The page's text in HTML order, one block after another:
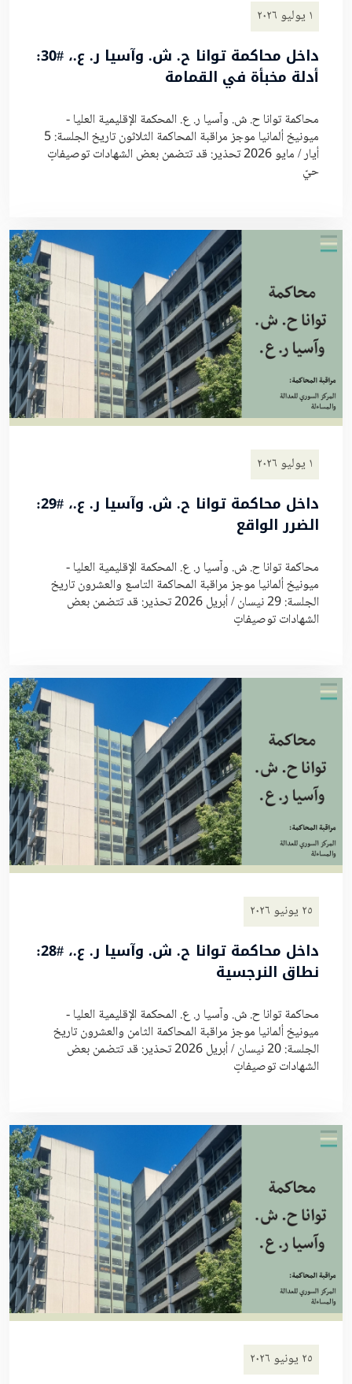
١ يوليو ٢٠٢٦
داخل محاكمة توانا ح. ش. وآسيا ر. ع.، #30:
أدلة مخبأة في القمامة
محاكمة توانا ح. ش. وآسيا ر. ع. المحكمة الإقليمية العليا -
ميونيخ ألمانيا موجز مراقبة المحاكمة الثلاثون تاريخ الجلسة: 5
أيار / مايو 2026 تحذير: قد تتضمن بعض الشهادات توصيفاتٍ
حيّ
١ يوليو ٢٠٢٦
داخل محاكمة توانا ح. ش. وآسيا ر. ع.، #29:
الضرر الواقع
محاكمة توانا ح. ش. وآسيا ر. ع. المحكمة الإقليمية العليا -
ميونيخ ألمانيا موجز مراقبة المحاكمة التاسع والعشرون تاريخ
الجلسة: 29 نيسان / أبريل 2026 تحذير: قد تتضمن بعض
الشهادات توصيفاتٍ
٢٥ يونيو ٢٠٢٦
داخل محاكمة توانا ح. ش. وآسيا ر. ع.، #28:
نطاق النرجسية
محاكمة توانا ح. ش. وآسيا ر. ع. المحكمة الإقليمية العليا -
ميونيخ ألمانيا موجز مراقبة المحاكمة الثامن والعشرون تاريخ
الجلسة: 20 نيسان / أبريل 2026 تحذير: قد تتضمن بعض
الشهادات توصيفاتٍ
٢٥ يونيو ٢٠٢٦